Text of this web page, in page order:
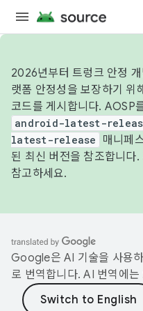
2026년부터 트렁크 안정
랫폼 안정성을 보장하기 위
코드를 게시합니다. AOSP
android-latest-
latest-release
매니페
된 최신 버전을 참조합니다
참고하세요.
Google은 AI 기술을 사용
로 번역합니다. AI 번역에